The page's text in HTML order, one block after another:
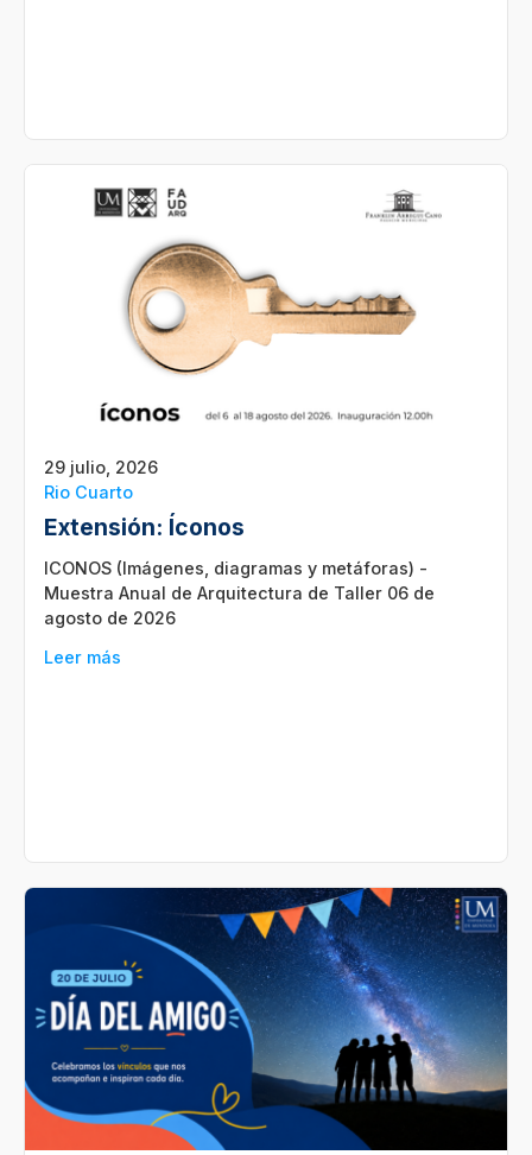
29 julio, 2026
Rio Cuarto
Extensión: Íconos
ICONOS (Imágenes, diagramas y metáforas) -
Muestra Anual de Arquitectura de Taller 06 de
agosto de 2026
Leer más